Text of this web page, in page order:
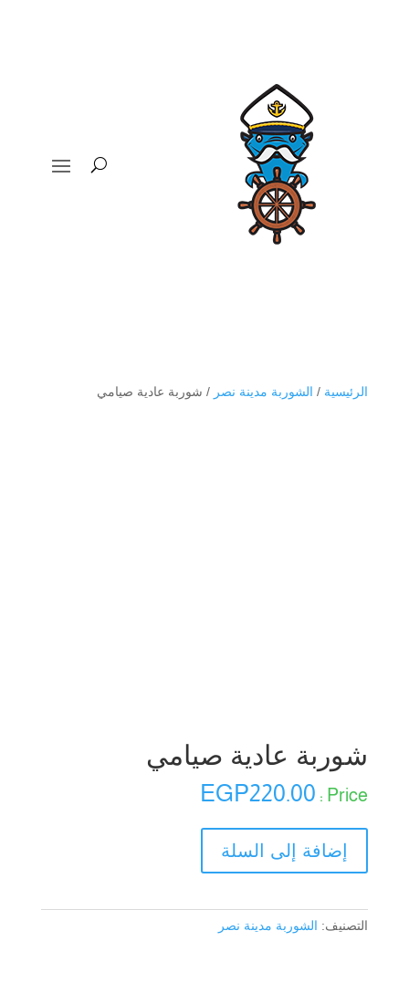
الرئيسية / الشوربة مدينة نصر / شوربة عادية صيامي
شوربة عادية صيامي
EGP220.00
شوربة
إضافة إلى السلة
التصنيف: الشوربة مدينة نصر